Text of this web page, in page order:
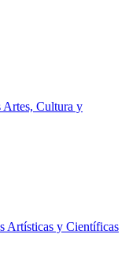
Artes, Cultura y
Artísticas y Científicas